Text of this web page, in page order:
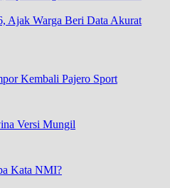
Ajak Warga Beri Data Akurat
Kembali Pajero Sport
Versi Mungil
Kata NMI?